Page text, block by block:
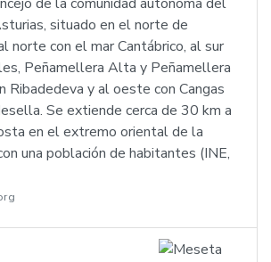
situado en el norte de
norte con el mar Cantábrico, al sur
Peñamellera Alta y Peñamellera
Ribadedeva y al oeste con Cangas
Se extiende cerca de 30 km a
en el extremo oriental de la
una población de habitantes (INE,